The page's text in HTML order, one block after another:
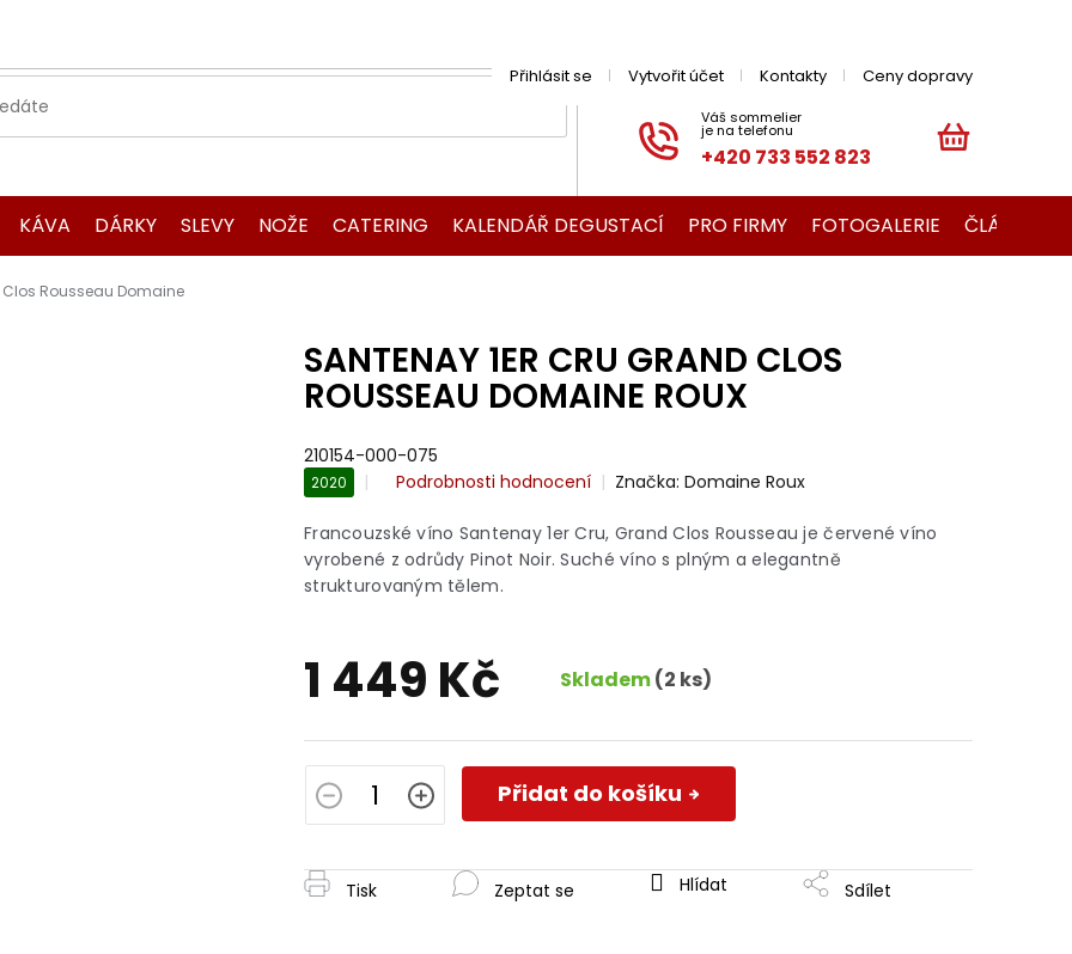
+420 733 552 823
Přihlásit se Vytvořit účet Kontakty Ceny dopravy
KOŠÍK
KÁVA DÁRKY SLEVY NOŽE CATERING KALENDÁŘ DEGUSTACÍ PRO FIRMY FOTOGALERIE ČLÁNKY O
Rousseau Domaine
SANTENAY 1ER CRU GRAND CLOS
ROUSSEAU DOMAINE ROUX
210154-000-075
2020
Průměrné
produktu
0,0
z
Podrobnosti hodnocení Značka: Domaine Roux
Francouzské víno Santenay 1er Cru, Grand Clos Rousseau je červené víno
vyrobené z odrůdy Pinot Noir. Suché víno s plným a elegantně
strukturovaným tělem.
1 449 Kč Skladem(2 ks)
Měrná
cena:
Přidat do košíku
Tisk Zeptat se Hlídat Sdílet